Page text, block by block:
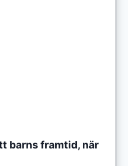
barns framtid, när